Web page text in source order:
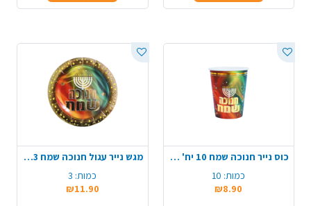
כוס נייר חנוכה שמח 10 יח' - צבעוני
כמות: 10
₪8.90
מגש נייר עגול חנוכה שמח 3 יח' - צבעוני
כמות: 3
₪11.90